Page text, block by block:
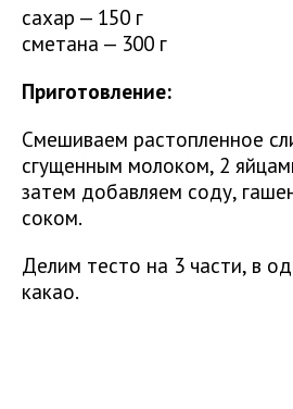
сахар — 150 г
сметана — 300 г
Приготовление:
Смешиваем растопленное
сгущенным молоком, 2
затем добавляем соду,
соком.
Делим тесто на 3 части, в
какао.